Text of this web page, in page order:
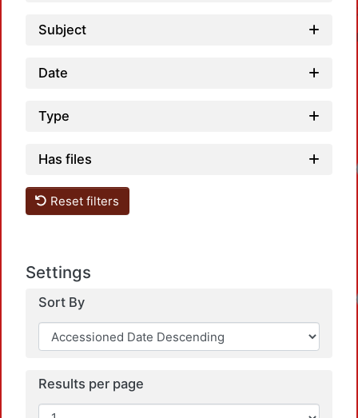
Subject
Date
Type
Has files
Reset filters
Settings
Sort By
Results per page